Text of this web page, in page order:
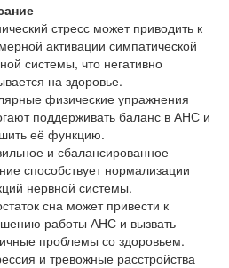
стресс может приводить к
активации симпатической
системы, что негативно
на здоровье.
физические упражнения
поддерживать баланс в АНС и
её функцию.
и сбалансированное
способствует нормализации
нервной системы.
сна может привести к
работы АНС и вызвать
проблемы со здоровьем.
и тревожные расстройства